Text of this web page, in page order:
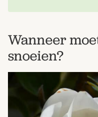
Wanneer
snoeien?